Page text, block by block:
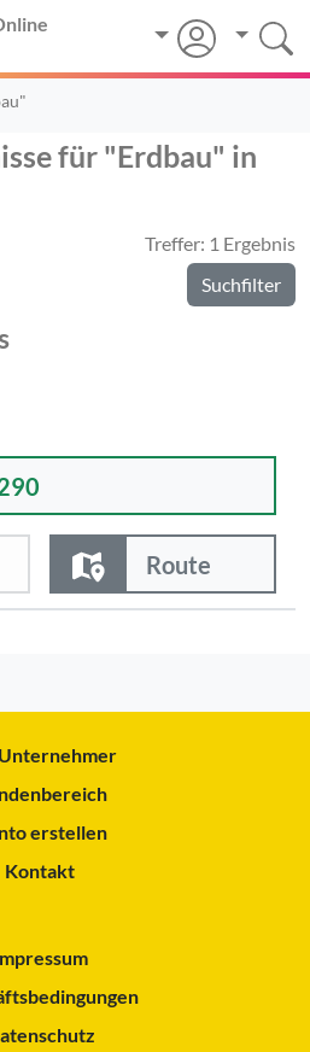
für "Erdbau" in
Treffer: 1 Ergebnis
Suchfilter
Route
erstellen
Kontakt